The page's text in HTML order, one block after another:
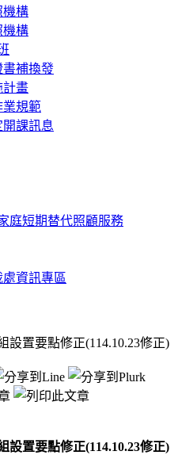
機構
機構
書補換發
計畫
業規範
開課訊息
庭短期替代照顧服務
資訊專區
設置要點修正(114.10.23修正)
設置要點修正(114.10.23修正)